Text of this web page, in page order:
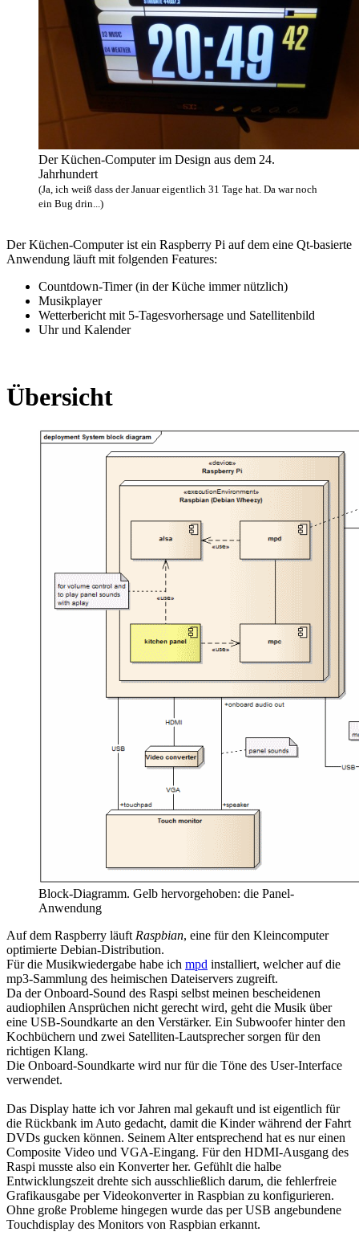
Der Küchen-Computer im Design aus dem 24.
Jahrhundert
(Ja, ich weiß dass der Januar eigentlich 31 Tage hat. Da war noch
ein Bug drin...)
Der Küchen-Computer ist ein Raspberry Pi auf dem eine Qt-basierte
Anwendung läuft mit folgenden Features:
Countdown-Timer (in der Küche immer nützlich)
Musikplayer
Wetterbericht mit 5-Tagesvorhersage und Satellitenbild
Uhr und Kalender
Übersicht
Block-Diagramm. Gelb hervorgehoben: die Panel-
Anwendung
Auf dem Raspberry läuft Raspbian, eine für den Kleincomputer
optimierte Debian-Distribution.
Für die Musikwiedergabe habe ich mpd installiert, welcher auf die
mp3-Sammlung des heimischen Dateiservers zugreift.
Da der Onboard-Sound des Raspi selbst meinen bescheidenen
audiophilen Ansprüchen nicht gerecht wird, geht die Musik über
eine USB-Soundkarte an den Verstärker. Ein Subwoofer hinter den
Kochbüchern und zwei Satelliten-Lautsprecher sorgen für den
richtigen Klang.
Die Onboard-Soundkarte wird nur für die Töne des User-Interface
verwendet.
Das Display hatte ich vor Jahren mal gekauft und ist eigentlich für
die Rückbank im Auto gedacht, damit die Kinder während der Fahrt
DVDs gucken können. Seinem Alter entsprechend hat es nur einen
Composite Video und VGA-Eingang. Für den HDMI-Ausgang des
Raspi musste also ein Konverter her. Gefühlt die halbe
Entwicklungszeit drehte sich ausschließlich darum, die fehlerfreie
Grafikausgabe per Videokonverter in Raspbian zu konfigurieren.
Ohne große Probleme hingegen wurde das per USB angebundene
Touchdisplay des Monitors von Raspbian erkannt.